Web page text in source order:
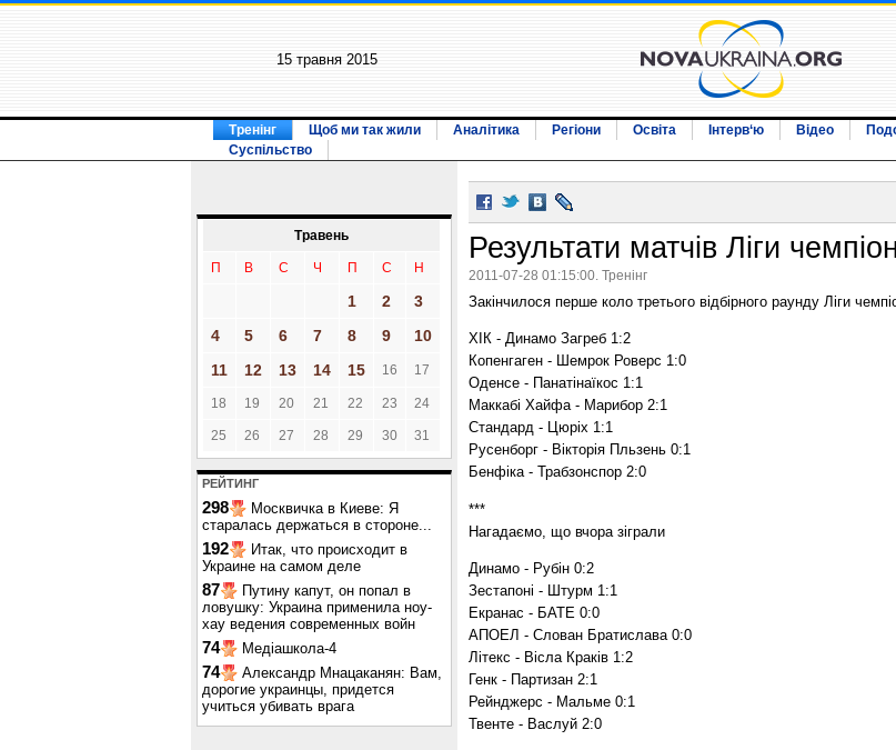
15 травня 2015
Тренінг Щоб ми так жили Аналітика Регіони Освіта Інтерв‘ю Відео
Суспільство
Травень
П В С Ч П С Н
1 2
3
4
5 6 7 8 9
10
11
12 13 14 15 16 17
18 19 20 21 22 23 24
25 26 27 28 29 30 31
РЕЙТИНГ
298
Москвичка в Киеве: Я
старалась держаться в стороне...
192
Итак, что происходит в
Украине на самом деле
87
Путину капут, он попал в
ловушку: Украина применила ноу-
хау ведения современных войн
74 Медіашкола-4
74
Александр Мнацаканян: Вам,
дорогие украинцы, придется
учиться убивать врага
Результати матчів Ліги
2011-07-28 01:15:00. Тренінг
Закінчилося перше коло третього відбірного раунду Ліги
ХІК - Динамо Загреб 1:2
Копенгаген - Шемрок Роверс 1:0
Оденсе - Панатінаїкос 1:1
Маккабі Хайфа - Марибор 2:1
Стандард - Цюріх 1:1
Русенборг - Вікторія Пльзень 0:1
Бенфіка - Трабзонспор 2:0
***
Нагадаємо, що вчора зіграли
Динамо - Рубін 0:2
Зестапоні - Штурм 1:1
Екранас - БАТЕ 0:0
АПОЕЛ - Слован Братислава 0:0
Літекс - Вісла Краків 1:2
Генк - Партизан 2:1
Рейнджерс - Мальме 0:1
Твенте - Васлуй 2:0